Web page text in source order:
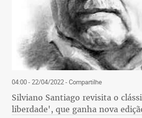
04:00 - 22/04/2022- Compartilhe
Silviano Santiago revisita o
liberdade', que ganha nova